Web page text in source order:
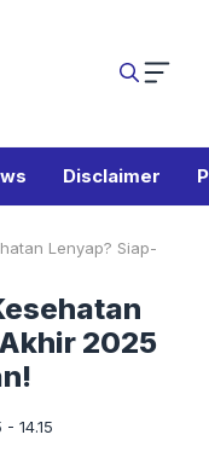
Disclaimer
Lenyap? Siap-
2025
14.15